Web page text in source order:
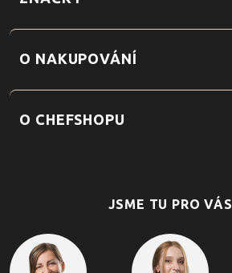
O NAKUPOVÁNÍ
O CHEFSHOPU
JSME TU PRO VÁS